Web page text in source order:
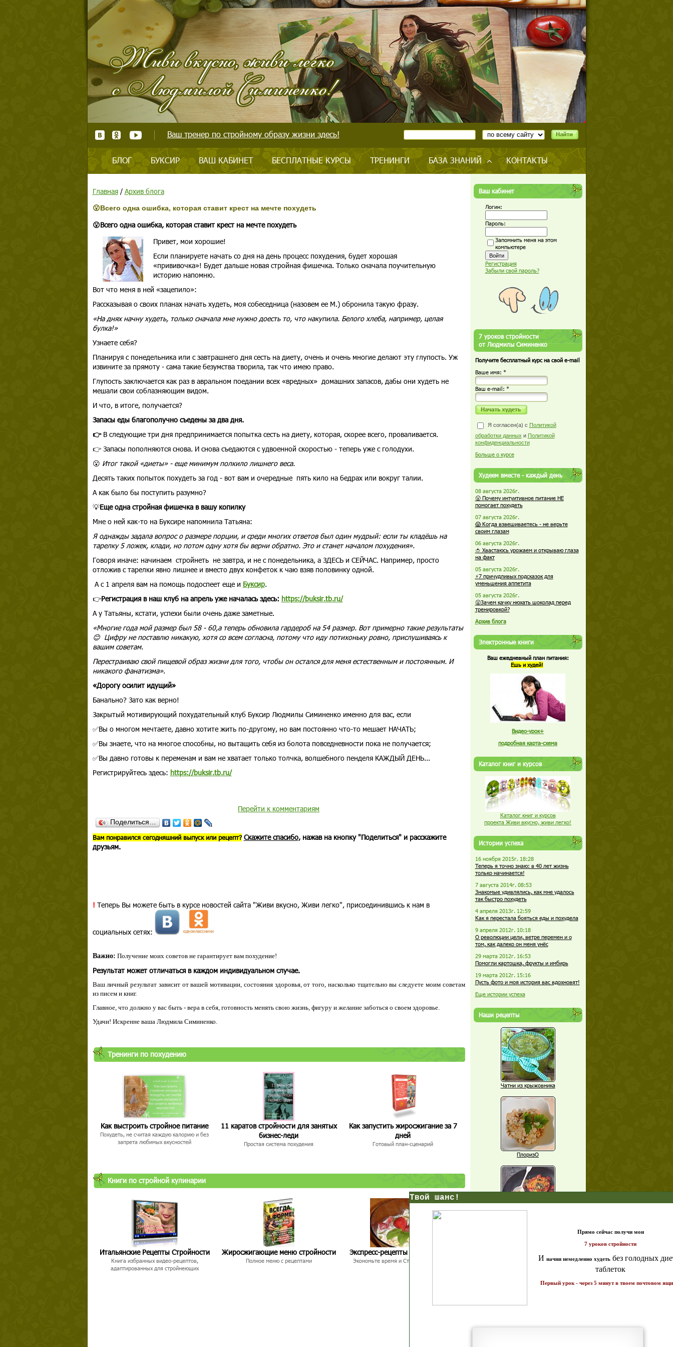
Ваш тренер по стройному образу жизни здесь!
БЛОГ БУКСИР ВАШ КАБИНЕТ БЕСПЛАТНЫЕ КУРСЫ ТРЕНИНГИ БАЗА ЗНАНИЙ КОНТАКТЫ
Главная/ Архив блога
😮Всего одна ошибка, которая ставит крест на мечте похудеть
😮Всего одна ошибка, которая ставит крест на мечте похудеть
Привет, мои хорошие!
Если планируете начать со дня на день процесс похудения, будет хорошая
«прививочка»! Будет дальше новая стройная фишечка. Только сначала поучительную
историю напомню.
Вот что меня в ней «зацепило»:
Рассказывая о своих планах начать худеть, моя собеседница (назовем ее М.) обронила такую фразу.
«На днях начну худеть, только сначала мне нужно доесть то, что накупила. Белого хлеба, например, целая
булка!»
Узнаете себя?
Планируя с понедельника или с завтрашнего дня сесть на диету, очень и очень многие делают эту глупость. Уж
извините за прямоту - сама такие безумства творила, так что имею право.
Глупость заключается как раз в авральном поедании всех «вредных» домашних запасов, дабы они худеть не
мешали свои соблазняющим видом.
И что, в итоге, получается?
Запасы еды благополучно съедены за два дня.
👉 В следующие три дня предпринимается попытка сесть на диету, которая, скорее всего, проваливается.
👉 Запасы пополняются снова. И снова съедаются с удвоенной скоростью - теперь уже с голодухи.
😮 Итог такой «диеты» - еще минимум полкило лишнего веса.
Десять таких попыток похудеть за год - вот вам и очередные пять кило на бедрах или вокруг талии.
А как было бы поступить разумно?
💡Еще одна стройная фишечка в вашу копилку
Мне о ней как-то на Буксире напомнила Татьяна:
Я однажды задала вопрос о размере порции, и среди многих ответов был один мудрый: если ты кладёшь на
тарелку 5 ложек, клади, но потом одну хотя бы верни обратно. Это и станет началом похудения».
Говоря иначе: начинаем стройнеть не завтра, и не с понедельника, а ЗДЕСЬ и СЕЙЧАС. Например, просто
отложив с тарелки явно лишнее и вместо двух конфеток к чаю взяв половинку одной.
А с 1 апреля вам на помощь подоспеет еще и Буксир.
👉Регистрация в наш клуб на апрель уже началась здесь: https://buksir.tb.ru/
А у Татьяны, кстати, успехи были очень даже заметные.
«Многие года мой размер был 58 - 60,а теперь обновила гардероб на 54 размер. Вот примерно такие результаты
😊 Цифру не поставлю никакую, хотя со всем согласна, потому что иду потихоньку ровно, прислушиваясь к
вашим советам.
Перестраиваю свой пищевой образ жизни для того, чтобы он остался для меня естественным и постоянным. И
никакого фанатизма».
«Дорогу осилит идущий»
Банально? Зато как верно!
Закрытый мотивирующий похудательный клуб Буксир Людмилы Симиненко именно для вас, если
✅Вы о многом мечтаете, давно хотите жить по-другому, но вам постоянно что-то мешает НАЧАТЬ;
✅Вы знаете, что на многое способны, но вытащить себя из болота повседневности пока не получается;
✅Вы давно готовы к переменам и вам не хватает только толчка, волшебного пенделя КАЖДЫЙ ДЕНЬ...
Регистрируйтесь здесь: https://buksir.tb.ru/
Перейти к комментариям
Поделиться…
Вам понравился сегодняшний выпуск или рецепт? Скажите спасибо, нажав на кнопку "Поделиться" и расскажите
друзьям.
! Теперь Вы можете быть в курсе новостей сайта "Живи вкусно, Живи легко", присоединившись к нам в
социальных сетях:
Важно: Получение моих советов не гарантирует вам похудение!
Результат может отличаться в каждом индивидуальном случае.
Ваш личный результат зависит от вашей мотивации, состояния здоровья, от того, насколько тщательно вы следуете моим советам
из писем и книг.
Главное, что должно у вас быть - вера в себя, готовность менять свою жизнь, фигуру и желание заботься о своем здоровье.
Удачи! Искренне ваша Людмила Симиненко.
Тренинги по похудению
Как выстроить стройное питание
Похудеть, не считая каждую калорию и без
запрета любимых вкусностей
11 каратов стройности для занятых
бизнес-леди
Простая система похудения
Как запустить жиросжигание за 7
дней
Готовый план-сценарий
Книги по стройной кулинарии
Итальянские Рецепты Стройности
Книга избранных видео-рецептов,
адаптированных для стройнеющих
Жиросжигающие меню стройности
Полное меню с рецептами
Экспресс-рецепты для худеющих
Экономьте время и Стройнейте Вкусно!
Ваш кабинет
Логин:
Пароль:
Запомнить меня на этом
компьютере
Регистрация
Забыли свой пароль?
7 уроков стройности
от Людмилы Симиненко
Получите бесплатный курс на свой e-mail
Ваше имя: *
Ваш е-mail: *
Я согласен(а) с Политикой
обработки данных и Политикой
конфиденциальности
Больше о курсе
Худеем вместе - каждый день
08 августа 2026г.
😮 Почему интуитивное питание НЕ
помогает похудеть
07 августа 2026г.
😱 Когда взвешиваетесь - не верьте
своим глазам
06 августа 2026г.
🍅 Хвастаюсь урожаем и открываю глаза
на факт
05 августа 2026г.
⚡7 причудливых подсказок для
уменьшения аппетита
05 августа 2026г.
😮Зачем качку нюхать шоколад перед
тренировкой?
Архив блога
Электронные книги
Ваш ежедневный план питания:
Ешь и худей!
Видео-урок+
подробная карта-схема
Каталог книг и курсов
Каталог книг и курсов
проекта Живи вкусно, живи легко!
Истории успеха
16 ноября 2015г. 18:28
Теперь я точно знаю: в 40 лет жизнь
только начинается!
7 августа 2014г. 08:53
Знакомые удивлялись, как мне удалось
так быстро похудеть
4 апреля 2013г. 12:59
Как я перестала бояться еды и похудела
9 апреля 2012г. 10:18
О революции цели, ветре перемен и о
том, как далеко он меня унёс
29 марта 2012г. 16:53
Помогли картошка, фрукты и имбирь
19 марта 2012г. 15:16
Пусть фото и моя история вас вдохновят!
Еще истории успеха
Наши рецепты
Чатни из крыжовника
ПлоризО
Еще рецепты
Прямо сейчас получи мои
7 уроков стройности
начни немедленно худетьбез голодных диет и